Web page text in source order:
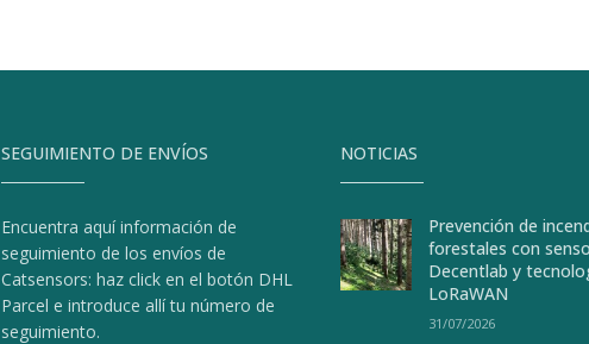
SEGUIMIENTO DE ENVÍOS
Encuentra aquí información de
seguimiento de los envíos de
Catsensors: haz click en el botón DHL
Parcel e introduce allí tu número de
seguimiento.
NOTICIAS
Prevención de
forestales con
Decentlab y
LoRaWAN
31/07/2026